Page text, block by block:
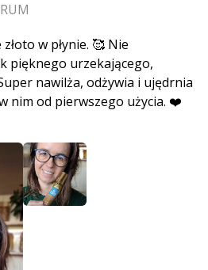
w płynie. 🥰 Nie
pięknego urzekającego,
nawilża, odżywia i ujędrnia
nim od pierwszego użycia. ❤️